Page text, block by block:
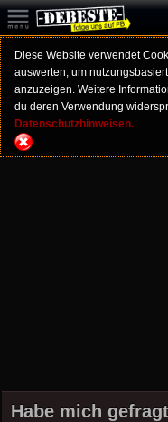
Diese Website verwendet
auswerten, um
anzuzeigen. Weitere
du deren Verwendung
Datenschutzhinweisen.
Habe mich